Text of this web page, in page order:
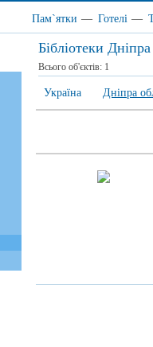
Пам`ятки — Готелі —
Бібліотеки
Всього об'єктів: 1
Україна Дніпра